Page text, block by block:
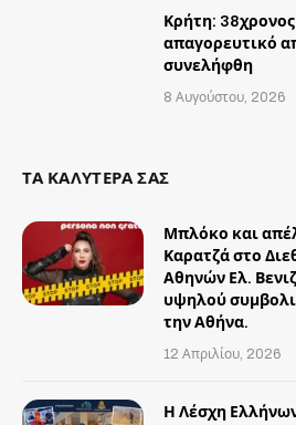
Κρήτη:
απαγορευτικό
συνελήφθη
8 Αυγούστου, 2026
ΤΑ ΚΑΛΥΤΕΡΑ ΣΑΣ
Μπλόκο και
Καρατζά στο
Αθηνών Ελ.
υψηλού
την Αθήνα.
12 Απριλίου, 2026
Η Λέσχη